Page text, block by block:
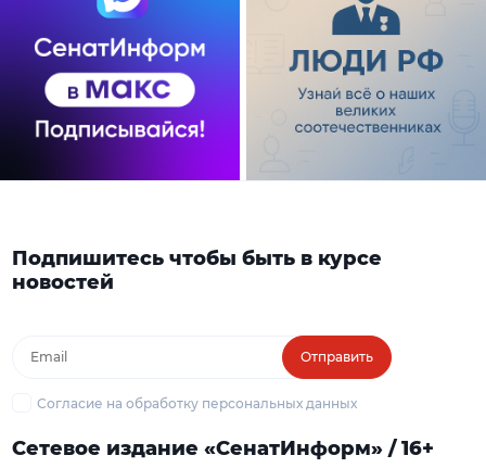
Подпишитесь чтобы быть в курсе
новостей
Отправить
Согласие на обработку персональных данных
Сетевое издание «СенатИнформ» / 16+